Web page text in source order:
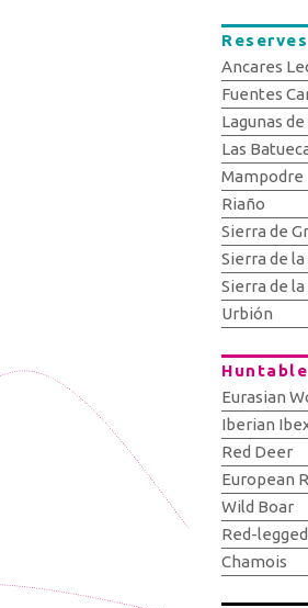
Reserves
Ancares
Fuentes
Lagunas
Las
Mampodre
Riaño
Sierra de
Sierra de
Sierra de
Urbión
Eurasian
Iberian
Red Deer
European
Wild Boar
Red-
Chamois